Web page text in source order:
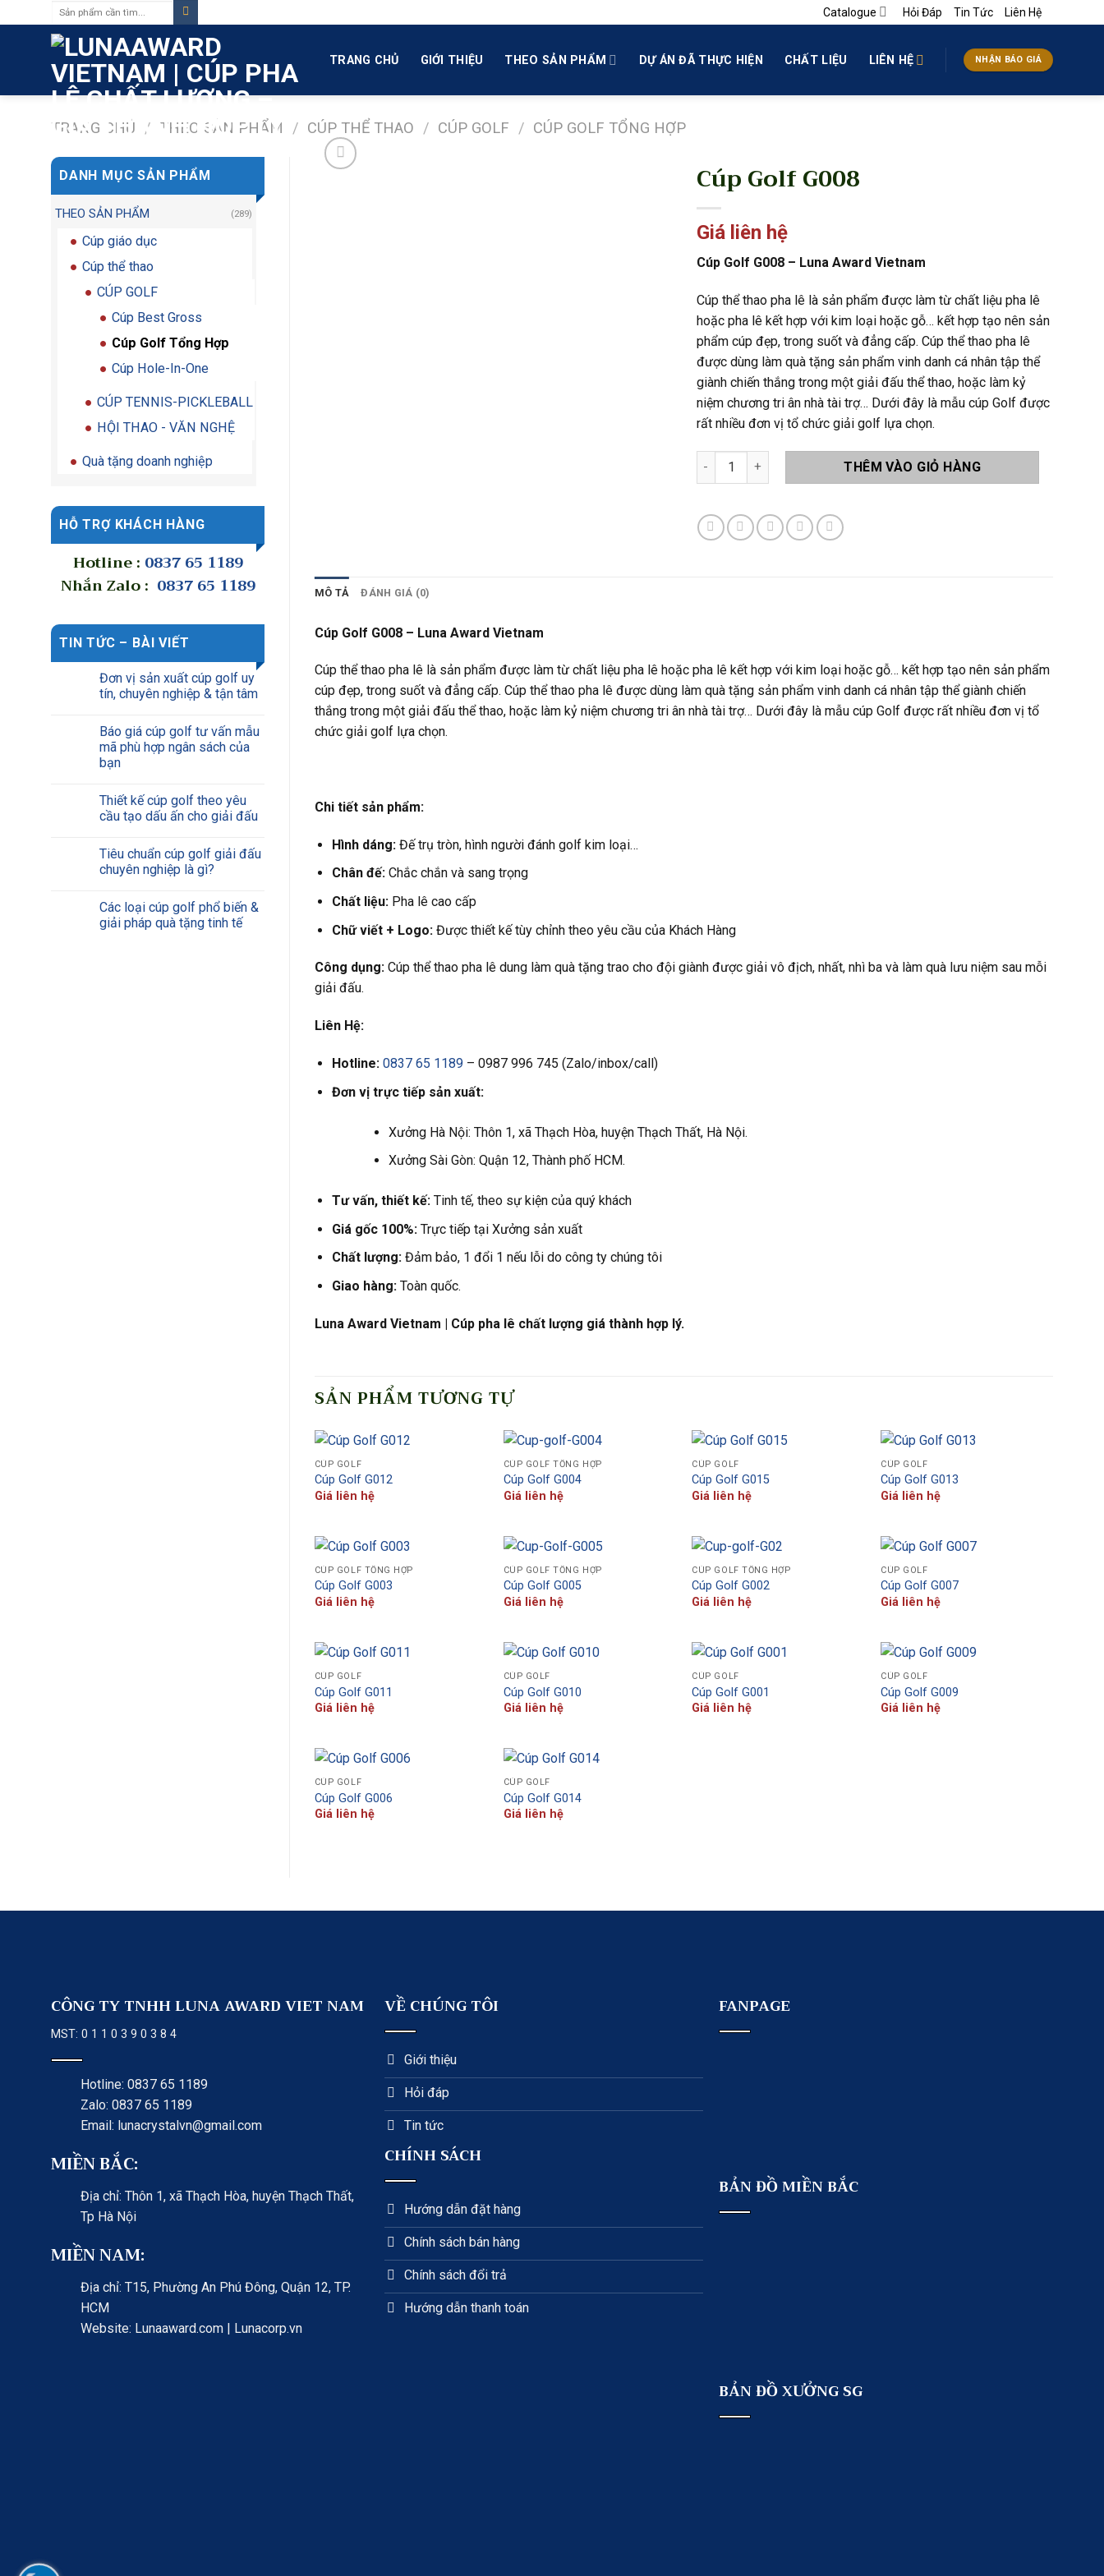
to
Catalogue Hỏi Đáp Tin Tức Liên Hệ
TRANG CHỦ GIỚI THIỆU THEO SẢN PHẨM DỰ ÁN ĐÃ THỰC HIỆN CHẤT LIỆU LIÊN HỆ NHẬN BÁO GIÁ
TRANG CHỦ / THEO SẢN PHẨM / CÚP THỂ THAO / CÚP GOLF / CÚP GOLF TỔNG HỢP
DANH MỤC SẢN PHẨM
THEO SẢN PHẨM (289)
Cúp giáo dục
Cúp thể thao
CÚP GOLF
Cúp Best Gross
Cúp Golf Tổng Hợp
Cúp Hole-In-One
CÚP TENNIS-PICKLEBALL
HỘI THAO - VĂN NGHỆ
Quà tặng doanh nghiệp
HỖ TRỢ KHÁCH HÀNG
Hotline : 0837 65 1189
Nhắn Zalo : 0837 65 1189
TIN TỨC – BÀI VIẾT
Đơn vị sản xuất cúp golf uy
tín, chuyên nghiệp & tận tâm
Báo giá cúp golf tư vấn mẫu
mã phù hợp ngân sách của
bạn
Thiết kế cúp golf theo yêu
cầu tạo dấu ấn cho giải đấu
Tiêu chuẩn cúp golf giải đấu
chuyên nghiệp là gì?
Các loại cúp golf phổ biến &
giải pháp quà tặng tinh tế
Cúp Golf G008
Giá liên hệ
Cúp Golf G008 – Luna Award Vietnam
Cúp thể thao pha lê là sản phẩm được làm từ chất liệu pha lê
hoặc pha lê kết hợp với kim loại hoặc gỗ… kết hợp tạo nên sản
phẩm cúp đẹp, trong suốt và đẳng cấp. Cúp thể thao pha lê
được dùng làm quà tặng sản phẩm vinh danh cá nhân tập thể
giành chiến thắng trong một giải đấu thể thao, hoặc làm kỷ
niệm chương tri ân nhà tài trợ… Dưới đây là mẫu cúp Golf được
rất nhiều đơn vị tổ chức giải golf lựa chọn.
Cúp Golf G008 số lượng THÊM VÀO GIỎ HÀNG
MÔ TẢ ĐÁNH GIÁ (0)
Cúp Golf G008 – Luna Award Vietnam
Cúp thể thao pha lê là sản phẩm được làm từ chất liệu pha lê hoặc pha lê kết hợp với kim loại hoặc gỗ… kết hợp tạo nên sản phẩm
cúp đẹp, trong suốt và đẳng cấp. Cúp thể thao pha lê được dùng làm quà tặng sản phẩm vinh danh cá nhân tập thể giành chiến
thắng trong một giải đấu thể thao, hoặc làm kỷ niệm chương tri ân nhà tài trợ… Dưới đây là mẫu cúp Golf được rất nhiều đơn vị tổ
chức giải golf lựa chọn.
Chi tiết sản phẩm:
Hình dáng: Đế trụ tròn, hình người đánh golf kim loại…
Chân đế:Chắc chắn và sang trọng
Chất liệu: Pha lê cao cấp
Chữ viết + Logo: Được thiết kế tùy chỉnh theo yêu cầu của Khách Hàng
Công dụng: Cúp thể thao pha lê dung làm quà tặng trao cho đội giành được giải vô địch, nhất, nhì ba và làm quà lưu niệm sau mỗi
giải đấu.
Liên Hệ:
Hotline: 0837 65 1189– 0987 996 745 (Zalo/inbox/call)
Đơn vị trực tiếp sản xuất:
Xưởng Hà Nội: Thôn 1, xã Thạch Hòa, huyện Thạch Thất, Hà Nội.
Xưởng Sài Gòn: Quận 12, Thành phố HCM.
Tư vấn, thiết kế: Tinh tế, theo sự kiện của quý khách
Giá gốc 100%: Trực tiếp tại Xưởng sản xuất
Chất lượng: Đảm bảo, 1 đổi 1 nếu lỗi do công ty chúng tôi
Giao hàng: Toàn quốc.
Luna Award Vietnam | Cúp pha lê chất lượng giá thành hợp lý.
SẢN PHẨM TƯƠNG TỰ
CÚP GOLF
Cúp Golf G012
Giá liên hệ
CÚP GOLF TỔNG HỢP
Cúp Golf G004
Giá liên hệ
CÚP GOLF
Cúp Golf G015
Giá liên hệ
CÚP GOLF
Cúp Golf G013
Giá liên hệ
CÚP GOLF TỔNG HỢP
Cúp Golf G003
Giá liên hệ
CÚP GOLF TỔNG HỢP
Cúp Golf G005
Giá liên hệ
CÚP GOLF TỔNG HỢP
Cúp Golf G002
Giá liên hệ
CÚP GOLF
Cúp Golf G007
Giá liên hệ
CÚP GOLF
Cúp Golf G011
Giá liên hệ
CÚP GOLF
Cúp Golf G010
Giá liên hệ
CÚP GOLF
Cúp Golf G001
Giá liên hệ
CÚP GOLF
Cúp Golf G009
Giá liên hệ
CÚP GOLF
Cúp Golf G006
Giá liên hệ
CÚP GOLF
Cúp Golf G014
Giá liên hệ
CÔNG TY TNHH LUNA AWARD VIET NAM
MST: 0 1 1 0 3 9 0 3 8 4
Hotline: 0837 65 1189
Zalo: 0837 65 1189
Email: lunacrystalvn@gmail.com
MIỀN BẮC:
Địa chỉ: Thôn 1, xã Thạch Hòa, huyện Thạch Thất,
Tp Hà Nội
MIỀN NAM:
Địa chỉ: T15, Phường An Phú Đông, Quận 12, TP.
HCM
Website: Lunaaward.com | Lunacorp.vn
VỀ CHÚNG TÔI
Giới thiệu
Hỏi đáp
Tin tức
CHÍNH SÁCH
Hướng dẫn đặt hàng
Chính sách bán hàng
Chính sách đổi trả
Hướng dẫn thanh toán
FANPAGE
BẢN ĐỒ MIỀN BẮC
BẢN ĐỒ XƯỞNG SG